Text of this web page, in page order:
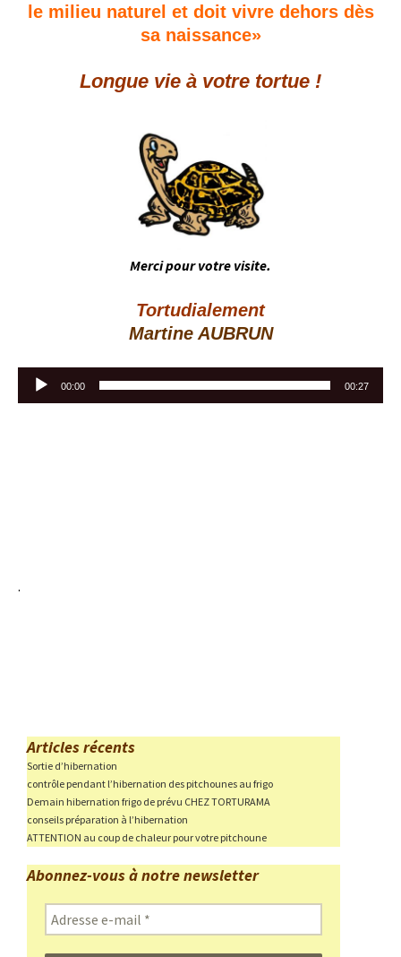
le milieu naturel et doit vivre dehors dès
sa naissance»
Longue vie à votre tortue !
Merci pour votre visite.
Tortudialement
Martine AUBRUN
Lecteur 00:00 00:27
.
Articles récents
Sortie d’hibernation
contrôle pendant l’hibernation des pitchounes au frigo
Demain hibernation frigo de prévu CHEZ TORTURAMA
conseils préparation à l’hibernation
ATTENTION au coup de chaleur pour votre pitchoune
Abonnez-vous à notre newsletter
Adresse
e-
mail